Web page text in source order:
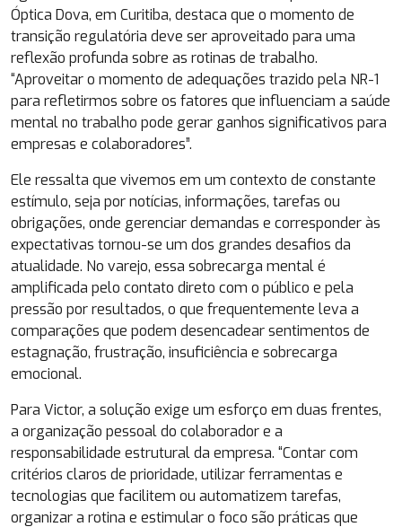
Óptica Dova, em Curitiba, destaca que o momento de
transição regulatória deve ser aproveitado para uma
reflexão profunda sobre as rotinas de trabalho.
“Aproveitar o momento de adequações trazido pela NR-1
para refletirmos sobre os fatores que influenciam a saúde
mental no trabalho pode gerar ganhos significativos para
empresas e colaboradores”.
Ele ressalta que vivemos em um contexto de constante
estímulo, seja por notícias, informações, tarefas ou
obrigações, onde gerenciar demandas e corresponder às
expectativas tornou-se um dos grandes desafios da
atualidade. No varejo, essa sobrecarga mental é
amplificada pelo contato direto com o público e pela
pressão por resultados, o que frequentemente leva a
comparações que podem desencadear sentimentos de
estagnação, frustração, insuficiência e sobrecarga
emocional.
Para Victor, a solução exige um esforço em duas frentes,
a organização pessoal do colaborador e a
responsabilidade estrutural da empresa. “Contar com
critérios claros de prioridade, utilizar ferramentas e
tecnologias que facilitem ou automatizem tarefas,
organizar a rotina e estimular o foco são práticas que